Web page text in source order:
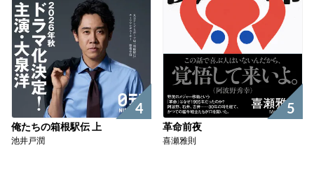
4
俺たちの箱根駅伝 上
池井戸潤
5
革命前夜
喜瀬雅則